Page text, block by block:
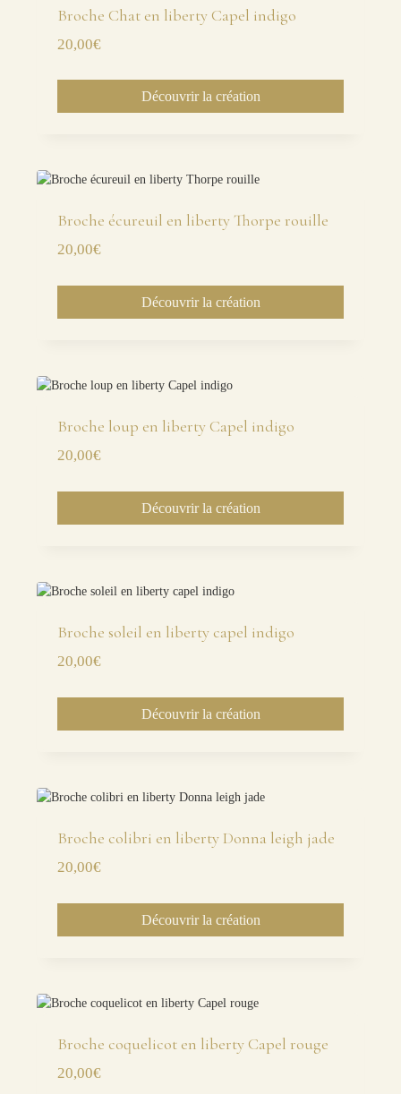
Broche Chat en liberty Capel indigo
20,00€
Découvrir la création
Broche écureuil en liberty Thorpe rouille
20,00€
Découvrir la création
Broche loup en liberty Capel indigo
20,00€
Découvrir la création
Broche soleil en liberty capel indigo
20,00€
Découvrir la création
Broche colibri en liberty Donna leigh jade
20,00€
Découvrir la création
Broche coquelicot en liberty Capel rouge
20,00€